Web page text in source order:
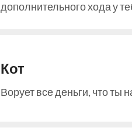
дополнительного хода у
Кот
Ворует все деньги, что ты